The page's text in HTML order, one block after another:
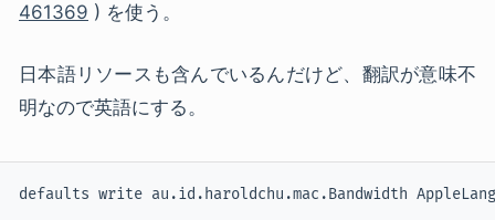
461369 ) を使う。
日本語リソースも含んでいるんだけど、翻訳が意味不
明なので英語にする。
defaults write au.id.haroldchu.mac.Bandwidth